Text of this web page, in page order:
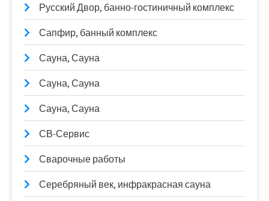
Русский Двор, банно-гостиничный комплекс
Сапфир, банный комплекс
Сауна, Сауна
Сауна, Сауна
Сауна, Сауна
СВ-Сервис
Сварочные работы
Серебряный век, инфракрасная сауна